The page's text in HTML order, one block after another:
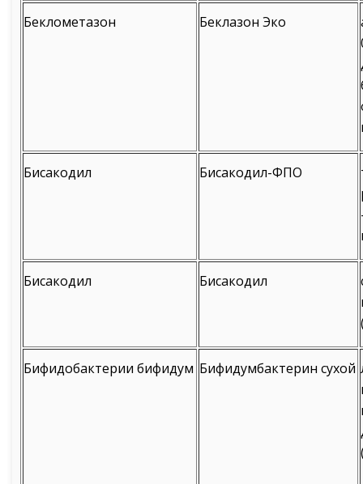
Беклометазон Беклазон Эко
Бисакодил Бисакодил-ФПО
Бисакодил Бисакодил
Бифидобактерии бифидум Бифидумбактерин сухой